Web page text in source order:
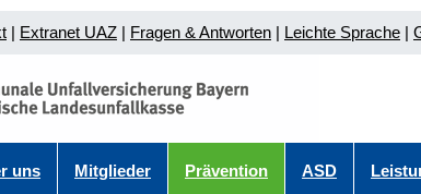
| Extranet UAZ | Fragen & Antworten | Leichte Sprache |
uns Mitglieder Prävention ASD